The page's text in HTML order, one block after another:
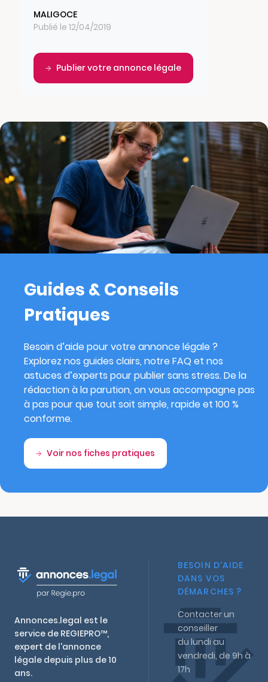
MALIGOCE
Publié le 12/04/2019
Publier votre annonce légale
Guides & Conseils
Pratiques
Besoin d’aide pour votre annonce légale ?
Explorez nos guides clairs, notre FAQ et nos
astuces d’experts pour publier sans stress. De la
rédaction à la parution, on vous accompagne pas
à pas pour que tout soit simple, rapide et 100 %
conforme.
Voir nos fiches pratiques
Annonces.legal est le
service de REGIEPRO™,
expert de l'annonce
légale depuis plus de 10
ans.
BESOIN D'AIDE
DANS VOS
DÉMARCHES ?
Contacter un
conseiller
du lundi au
vendredi, de 9h à
17h